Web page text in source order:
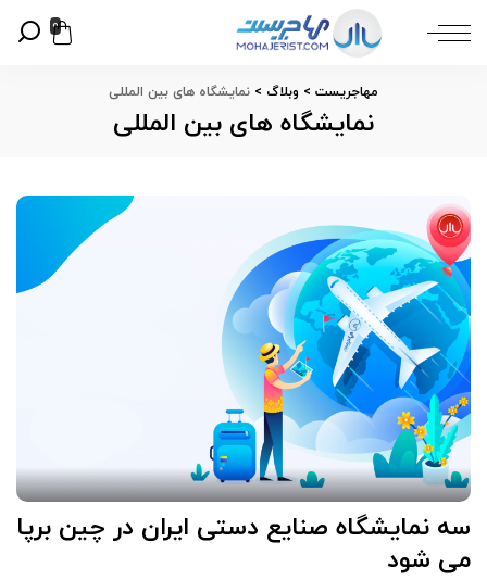
0
مهاجریست > وبلاگ > نمایشگاه های بین المللی
نمایشگاه های بین المللی
سه نمایشگاه صنایع دستی ایران در چین برپا
می شود